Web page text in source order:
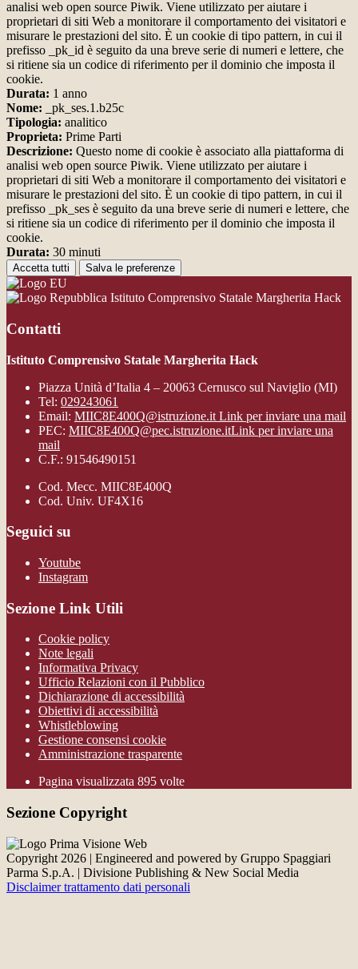
analisi web open source Piwik. Viene utilizzato per aiutare i
proprietari di siti Web a monitorare il comportamento dei visitatori e
misurare le prestazioni del sito. È un cookie di tipo pattern, in cui il
prefisso _pk_id è seguito da una breve serie di numeri e lettere, che
si ritiene sia un codice di riferimento per il dominio che imposta il
cookie.
Durata: 1 anno
Nome: _pk_ses.1.b25c
Tipologia: analitico
Proprieta: Prime Parti
Descrizione: Questo nome di cookie è associato alla piattaforma di
analisi web open source Piwik. Viene utilizzato per aiutare i
proprietari di siti Web a monitorare il comportamento dei visitatori e
misurare le prestazioni del sito. È un cookie di tipo pattern, in cui il
prefisso _pk_ses è seguito da una breve serie di numeri e lettere, che
si ritiene sia un codice di riferimento per il dominio che imposta il
cookie.
Durata: 30 minuti
Accetta tutti Salva le preferenze
Istituto Comprensivo Statale Margherita Hack
Contatti
Istituto Comprensivo Statale Margherita Hack
Piazza Unità d’Italia 4 – 20063 Cernusco sul Naviglio (MI)
Tel: 029243061
Email: MIIC8E400Q@istruzione.it Link per inviare una mail
PEC: MIIC8E400Q@pec.istruzione.itLink per inviare una
mail
C.F.: 91546490151
Cod. Mecc. MIIC8E400Q
Cod. Univ. UF4X16
Seguici su
Youtube
Instagram
Sezione Link Utili
Cookie policy
Note legali
Informativa Privacy
Ufficio Relazioni con il Pubblico
Dichiarazione di accessibilità
Obiettivi di accessibilità
Whistleblowing
Gestione consensi cookie
Amministrazione trasparente
Pagina visualizzata 895 volte
Sezione Copyright
Copyright 2026 | Engineered and powered by Gruppo Spaggiari
Parma S.p.A. | Divisione Publishing & New Social Media
Disclaimer trattamento dati personali